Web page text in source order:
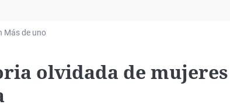
Más de uno
olvidada de